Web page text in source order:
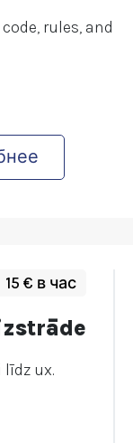
rules, and
15 € в час
ux.